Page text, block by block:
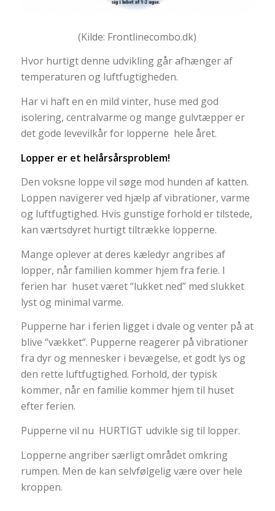
(Kilde: Frontlinecombo.dk)
Hvor hurtigt denne udvikling går afhænger af
temperaturen og luftfugtigheden.
Har vi haft en en mild vinter, huse med god
isolering, centralvarme og mange gulvtæpper er
det gode levevilkår for lopperne hele året.
Lopper er et helårsårsproblem!
Den voksne loppe vil søge mod hunden af katten.
Loppen navigerer ved hjælp af vibrationer, varme
og luftfugtighed. Hvis gunstige forhold er tilstede,
kan værtsdyret hurtigt tiltrække lopperne.
Mange oplever at deres kæledyr angribes af
lopper, når familien kommer hjem fra ferie. I
ferien har huset været “lukket ned” med slukket
lyst og minimal varme.
Pupperne har i ferien ligget i dvale og venter på at
blive “vækket”. Pupperne reagerer på vibrationer
fra dyr og mennesker i bevægelse, et godt lys og
den rette luftfugtighed. Forhold, der typisk
kommer, når en familie kommer hjem til huset
efter ferien.
Pupperne vil nu HURTIGT udvikle sig til lopper.
Lopperne angriber særligt området omkring
rumpen. Men de kan selvfølgelig være over hele
kroppen.